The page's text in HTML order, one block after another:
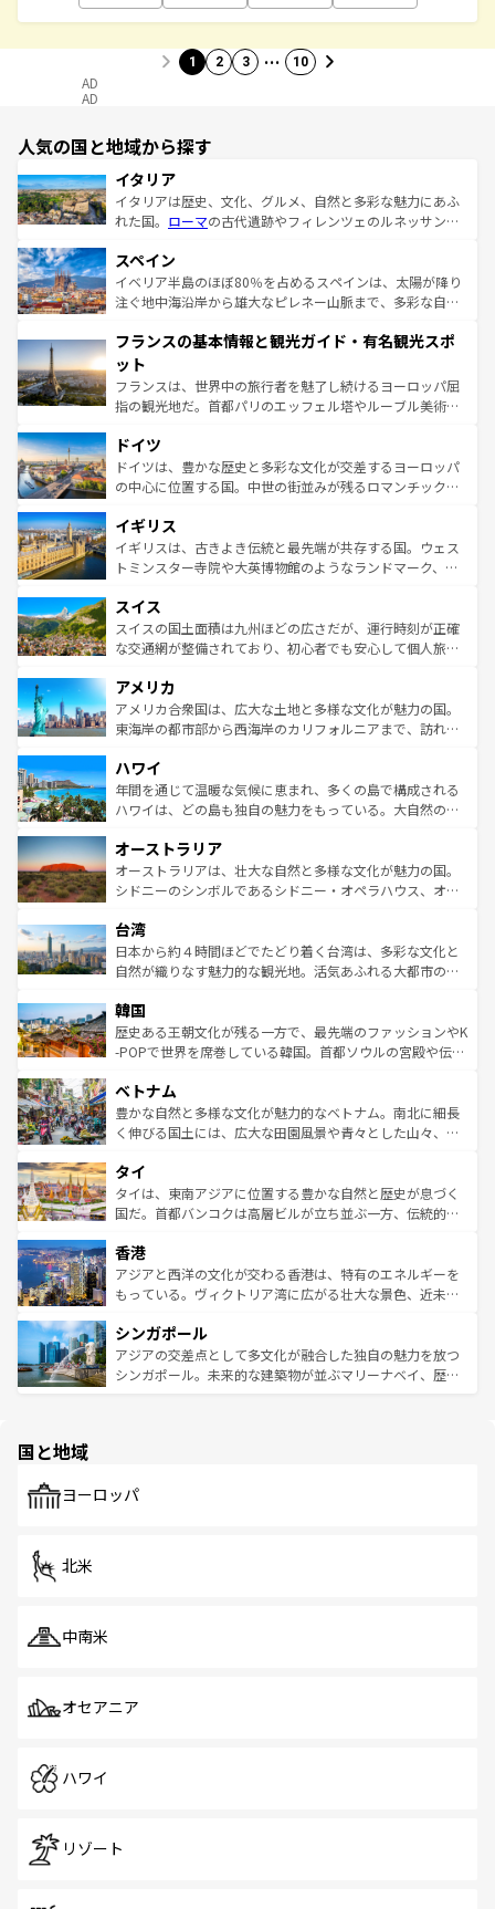
1 2 3 … 10
AD
AD
人気の国と地域から探す
イタリア
イタリアは歴史、文化、グルメ、自然と多彩な魅力にあふ
れた国。 ローマの古代遺跡やフィレンツェのルネッサンス
ろん、トスカーナの美しい田園風景やアマルフィ海岸の絶
景など、自然景観も見逃せない。観光の合間には、本場の
ピザやパスタなど、絶品のイタリア料理を堪能することも
ませてくれるイタリアで、忘れられない旅をしてみよう！
なお、新着のイタリア情報は
しい。
スペイン
イベリア半島のほぼ80％を占めるスペインは、太陽が降り
注ぐ地中海沿岸から雄大なピレネー山脈まで、多彩な自然
文化が根付くこの国では、情熱的なフラメンコ、熱気あふ
れる闘牛、そして美味しいタパスが生活の一部となってい
る。首都マドリードの洗練された雰囲気や、バルセロナの
アートに溢れた街角から、地方では古代ローマ遺跡や中世
せる。地方によって風土や気候が異なるスペインはその個
性で訪れる人を魅了する。 なお、新着のスペイン情報は コ
ンテンツ一覧を参照してほしい。
フランスの基本情報と観光ガイド・有名観光スポ
ット
フランスは、世界中の旅行者を魅了し続けるヨーロッパ屈
指の観光地だ。首都パリのエッフェル塔やルーブル美術館
で、幅広い魅力が詰まっている。華麗な宮殿、歴史的な大
聖堂、美しいビーチ、そして豊かな自然が、訪れる者を心
から魅了する。また、フランスは美食の国としても知ら
いる。シャンパンの発祥地であるランス、プロヴァンスの
香り高いラベンダー畑など、多彩な楽しみ方が可能だ。さ
らに、パリ以外の地域にも魅力が溢れており、どの街角に
れる地方に足を運ぶとそれぞれで全く異なる文化を体験で
きるだろう。 なお、新着のフランス情報はコンテンツ一覧
を参照してほしい。
ドイツ
ドイツは、豊かな歴史と多彩な文化が交差するヨーロッパ
の中心に位置する国。中世の街並みが残るロマンチック街
顔を持つこの国は、どこを歩いても飽きることがない。ベ
ルリンの文化的活気、バイエルン州のアルプスの絶景、そ
してライン川沿いのワイン畑といった風景は必見。ビール
は、お酒好きな人にはぜひ体験してほしい。 なお、新着の
ドイツ情報はコンテンツ一覧を参照してほしい。
イギリス
イギリスは、古きよき伝統と最先端が共存する国。ウェス
トミンスター寺院や大英博物館のようなランドマーク、歴
リアごとに異なる魅力がある。また、優雅なアフタヌーン
ティー、ビール好きにはたまらない英国パブ、サッカー観
戦など、本場だからこそできる体験も豊富。イギリスを旅
ンツ一覧を参照してほしい。
スイス
スイスの国土面積は九州ほどの広さだが、運行時刻が正確
な交通網が整備されており、初心者でも安心して個人旅行
の建物がそのまま残る町や、スイスならではのユニークな
博物館もあり、アルプス観光だけでなく町歩きも満喫する
ことができる。国民の所得が高いため物価も高いが、旅行
ば市内交通費無料で観光を楽しむこともできる。 なお、新
着のスイス情報はコンテンツ一覧 を参照してほしい。
アメリカ
アメリカ合衆国は、広大な土地と多様な文化が魅力の国。
東海岸の都市部から西海岸のカリフォルニアまで、訪れる
のような巨大都市は、観光、ショッピング、エンターテイ
ンメントが詰まった刺激的なスポットだ。一方、アメリカ
西部には大自然が広がり、グランドキャニオンやイエロー
部のニューオーリンズでは、音楽と美食が融合した独特の
文化が魅力。旅行者はアメリカの各地域で異なる魅力を楽
しみながら、その多様性と豊かな歴史を感じることができ
ならではの贅沢な旅のスタイルだ。 なお、新着のアメリカ
情報はコンテンツ一覧を参照してほしい。
ハワイ
年間を通じて温暖な気候に恵まれ、多くの島で構成される
ハワイは、どの島も独自の魅力をもっている。大自然の神
ワイ島は見逃せない。また、定番の観光地といえばオアフ
島だが、静かな自然を求めるならマウイ島やカウアイ島が
おすすめ。エメラルドグリーンに輝く海をはじめ、豊かな
れるおもてなしの心で訪れる人々を迎えてくれるハワイの
人々、おいしいローカルフードやハワイアンミュージッ
ク、伝統的なフラダンスなど、すべてがハワイの魅力を彩
ワイを、存分に味わってほしい。 なお、新着のハワイ情報
はコンテンツ一覧を参照してほしい。
オーストラリア
オーストラリアは、壮大な自然と多様な文化が魅力の国。
シドニーのシンボルであるシドニー・オペラハウス、オー
リアリーフや大陸中央部にそびえるウルル（エアーズロッ
ク）、タスマニアの美しい原生林やケアンズの熱帯雨林な
ど、見どころがたくさん。また、カフェやワイン、オージ
いる。アクティビティも充実しており、サーフィンやダイ
ビング、ハイキングなど、アウトドア好きにはたまらな
い。オーストラリアの多彩な魅力を存分に味わいつくそ
参照してほしい。
台湾
日本から約４時間ほどでたどり着く台湾は、多彩な文化と
自然が織りなす魅力的な観光地。活気あふれる大都市の台
ン）、静ひつな山岳地帯である台湾東部など、都市の喧騒
と山間の静けさが共存しており、訪れる人に新しい発見と
驚きをもたらしてくれる。また、奥深い台湾の食文化も魅
容にもいいと評判のスイーツなど、バラエティ豊かな料理
が味わえる。 なお、新着の台湾情報は コンテンツ一覧を参
照してほしい。
韓国
歴史ある王朝文化が残る一方で、最先端のファッションやK
-POPで世界を席巻している韓国。首都ソウルの宮殿や伝統
き、地方に足を延ばせば四季折々の自然美を楽しむことが
できる。そして、キムチや焼肉、絶品のストリートフード
まで、さまざまな韓国料理が待っている。夜には、韓国な
リティに包まれながら、韓国の多彩な魅力を心ゆくまで味
わってみてほしい。 なお、新着の韓国情報はコンテンツ一
覧を参照してほしい。
ベトナム
豊かな自然と多様な文化が魅力的なベトナム。南北に細長
く伸びる国土には、広大な田園風景や青々とした山々、世
急速な発展と共に伝統が息づく。ハノイの古い町並みやホ
ーチミン市のフランス統治時代の建物も、独特の雰囲気を
醸し出している。また、バラエティの豊かさとおいしさで
とつ。フォーやバインミー、ベトナムコーヒーなどは、ぜ
ひ現地で味わいたい。どの地域を訪れてもあたたかい人々
が旅行者を迎えてくれるので、きっと忘れられない旅にな
参照してほしい。
タイ
タイは、東南アジアに位置する豊かな自然と歴史が息づく
国だ。首都バンコクは高層ビルが立ち並ぶ一方、伝統的な
の活気が交差している。北部ではチェンマイなどの山岳地
帯で自然と触れ合い、南部ではプーケットやクラビの美し
いビーチでリゾート気分を楽しむことができる。タイ料理
激する。気候は一年中温暖で、どの季節にも異なる楽しみ
が待っている。親しみやすいタイの人々、仏教を中心とし
た文化、そして多様な観光資源が、訪れる旅人を魅了し続
香港
アジアと西洋の文化が交わる香港は、特有のエネルギーを
もっている。ヴィクトリア湾に広がる壮大な景色、近未来
み、どこを訪れても感動するはず。観光スポットが密集し
ており、効率よく見どころを回れるのも魅力。息をのむよ
うな絶景から文化的な体験まで、香港を存分に楽しみ尽く
シンガポール
アジアの交差点として多文化が融合した独自の魅力を放つ
シンガポール。未来的な建築物が並ぶマリーナベイ、歴史
で、ホーカーズは地元の風情を楽しめる外せないスポット
国と地域
ヨーロッパ
北米
中南米
オセアニア
ハワイ
リゾート